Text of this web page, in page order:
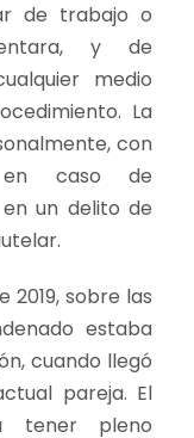
de trabajo o
y de
medio
La
con
caso de
un delito de
2019, sobre las
estaba
cuando llegó
pareja. El
pleno